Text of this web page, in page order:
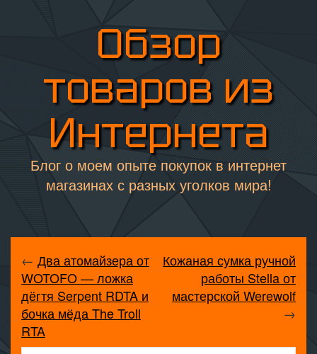
Обзор
товаров из
Интернета
Блог о моем опыте покупок в интернет
магазинах с разных уголков мира!
← Два атомайзера от
WOTOFO — ложка
дёгтя Serpent RDTA и
бочка мёда The Troll
RTA
Кожаная сумка ручной
работы Stella от
мастерской Werewolf
→